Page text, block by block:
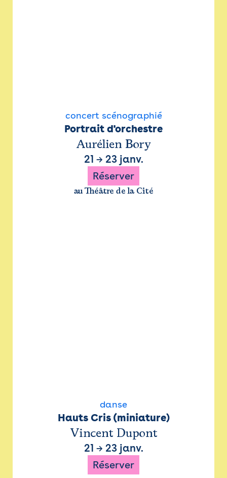
concert scénographié
Portrait d'orchestre
Aurélien Bory
21 → 23 janv.
Réserver
au Théâtre de la Cité
danse
Hauts Cris (miniature)
Vincent Dupont
21 → 23 janv.
Réserver